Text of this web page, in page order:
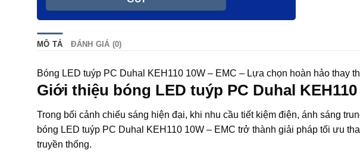
MÔ TẢ ĐÁNH GIÁ (0)
Bóng LED tuýp PC Duhal KEH110 10W – EMC – Lựa chọn hoàn hảo thay
Giới thiệu bóng LED tuýp PC Duhal KEH110
Trong bối cảnh chiếu sáng hiện đại, khi nhu cầu tiết kiệm điện, ánh sáng
bóng LED tuýp PC Duhal KEH110 10W – EMC trở thành giải pháp tối ưu
truyền thống.